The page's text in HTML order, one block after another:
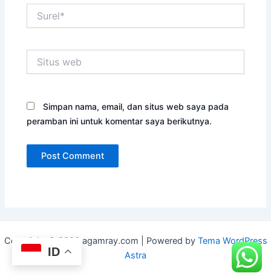
web
Simpan nama, email, dan situs web saya pada
peramban ini untuk komentar saya berikutnya.
Copyright © 2026 agamray.com | Powered by Tema WordPress
Astra
ID